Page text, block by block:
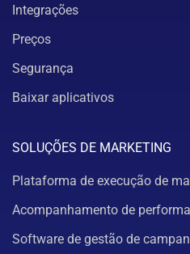
Integrações
Preços
Segurança
Baixar aplicativos
SOLUÇÕES DE MARKETING
Plataforma de execução de
Acompanhamento de
Software de gestão de